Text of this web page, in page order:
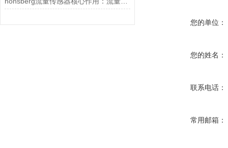
您的单位：
您的姓名：
联系电话：
常用邮箱：